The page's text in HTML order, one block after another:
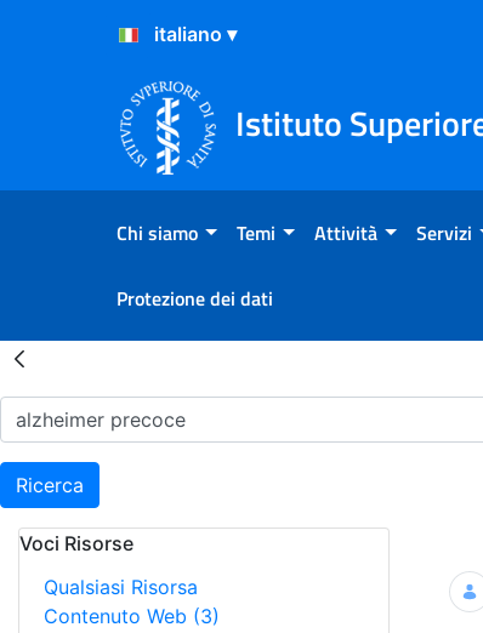
Salta al Contenuto
Salta al Footer
Istituto
Chi siamo Temi Attività Servizi
Protezione dei dati
Risultati della Ricerca -
Ricerca
Voci Risorse
Qualsiasi Risorsa
Contenuto Web (3)
Ricerca